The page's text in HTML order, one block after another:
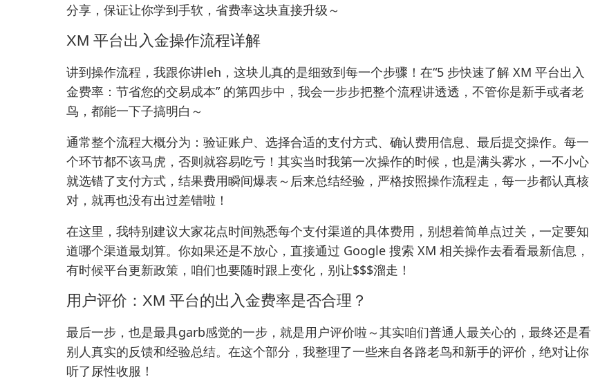
分享，保证让你学到手软，省费率这块直接升级～
XM 平台出入金操作流程详解
讲到操作流程，我跟你讲leh，这块儿真的是细致到每一个步骤！在“5 步快速了解 XM 平台出入
金费率：节省您的交易成本” 的第四步中，我会一步步把整个流程讲透透，不管你是新手或者老
鸟，都能一下子搞明白～
通常整个流程大概分为：验证账户、选择合适的支付方式、确认费用信息、最后提交操作。每一
个环节都不该马虎，否则就容易吃亏！其实当时我第一次操作的时候，也是满头雾水，一不小心
就选错了支付方式，结果费用瞬间爆表～后来总结经验，严格按照操作流程走，每一步都认真核
对，就再也没有出过差错啦！
在这里，我特别建议大家花点时间熟悉每个支付渠道的具体费用，别想着简单点过关，一定要知
道哪个渠道最划算。你如果还是不放心，直接通过 Google 搜索 XM 相关操作去看看最新信息，
有时候平台更新政策，咱们也要随时跟上变化，别让$$$溜走！
用户评价：XM 平台的出入金费率是否合理？
最后一步，也是最具garb感觉的一步，就是用户评价啦～其实咱们普通人最关心的，最终还是看
别人真实的反馈和经验总结。在这个部分，我整理了一些来自各路老鸟和新手的评价，绝对让你
听了尿性收服！